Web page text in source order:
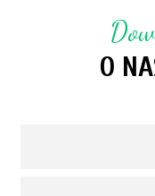
O